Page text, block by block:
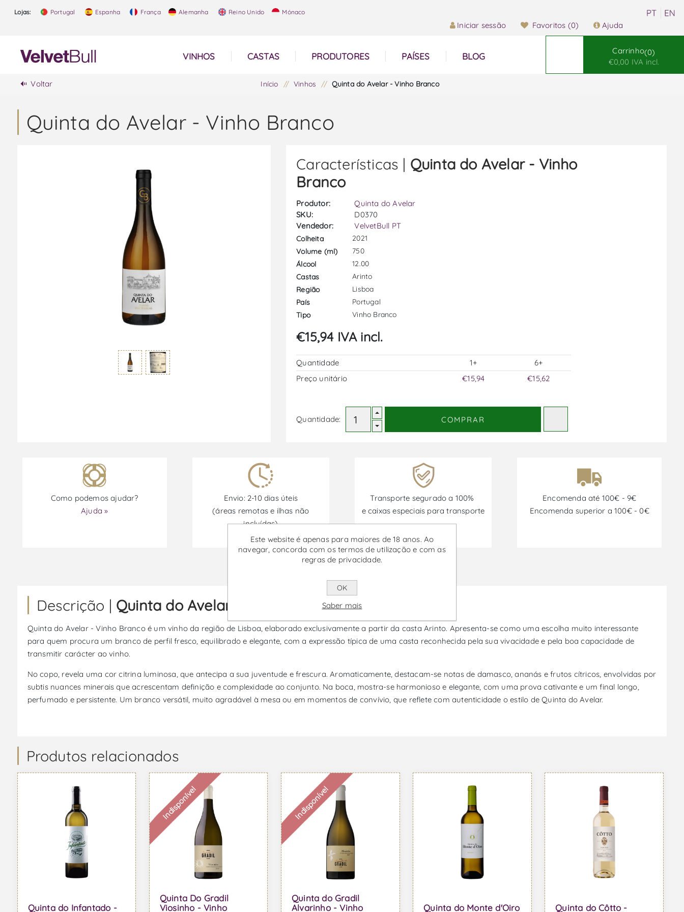
Lojas: Portugal Espanha França Alemanha Reino Unido Mónaco
Iniciar sessão Favoritos (0) Ajuda
VINHOS CASTAS PRODUTORES PAÍSES BLOG
Carrinho 0
€0,00 IVA incl.
Voltar Início / Vinhos / Quinta do Avelar - Vinho Branco
Quinta do Avelar - Vinho Branco
Características | Quinta do Avelar - Vinho
Branco
Produtor:
Quinta do Avelar
SKU:
D0370
Vendedor:
VelvetBull PT
Colheita
2021
Volume (ml)
750
Álcool
12.00
Castas
Arinto
Região
Lisboa
País
Portugal
Tipo
Vinho Branco
€15,94 IVA incl.
Quantidade 1+
6+
Preço unitário
€15,94 €15,62
Quantidade: COMPRAR
Como podemos ajudar?
Ajuda »
Envio: 2-10 dias úteis
(áreas remotas e ilhas não
incluídas)
Transporte segurado a 100%
e caixas especiais para transporte
Encomenda até 100€ - 9€
Encomenda superior a 100€ - 0€
Promoções disponíveis de 30/06/2026 a 30/09/2026
Descrição | Quinta do Avelar - Vinho Branco
Quinta do Avelar - Vinho Branco é um vinho da região de Lisboa, elaborado exclusivamente a partir da casta Arinto. Apresenta-se como uma escolha muito interessante
para quem procura um branco de perfil fresco, equilibrado e elegante, com a expressão típica de uma casta reconhecida pela sua vivacidade e pela boa capacidade de
transmitir carácter ao vinho.
No copo, revela uma cor citrina luminosa, que antecipa a sua juventude e frescura. Aromaticamente, destacam-se notas de damasco, ananás e frutos cítricos, envolvidas por
subtis nuances minerais que acrescentam definição e complexidade ao conjunto. Na boca, mostra-se harmonioso e elegante, com uma prova cativante e um final longo,
perfumado e persistente. Um branco versátil, muito agradável à mesa ou em momentos de convívio, que reflete com autenticidade o estilo de Quinta do Avelar.
Produtos relacionados
Quinta do Infantado -
Indisponível
Quinta Do Gradil
Viosinho - Vinho
Indisponível
Quinta do Gradil
Alvarinho - Vinho
Quinta do Monte d'Oiro
Quinta do Côtto -
Este website é apenas para maiores de 18 anos. Ao
navegar, concorda com os termos de utilização e com as
regras de privacidade.
OK
Saber mais